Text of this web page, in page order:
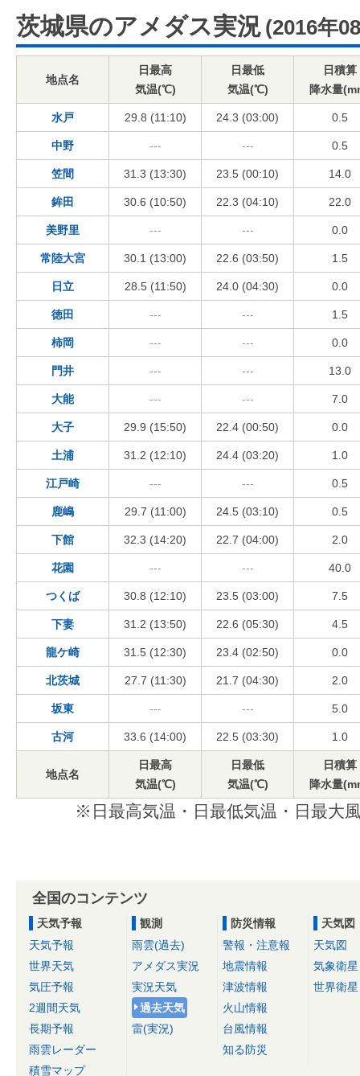
茨城県のアメダス実況 (2016年
地点名
日最高
気温(℃)
日最低
気温(℃)
日積算
降水量
水戸 29.8 (11:10) 24.3 (03:00) 0.5
中野 --- --- 0.5
笠間 31.3 (13:30) 23.5 (00:10) 14.0
鉾田 30.6 (10:50) 22.3 (04:10) 22.0
美野里 --- --- 0.0
常陸大宮 30.1 (13:00) 22.6 (03:50) 1.5
日立 28.5 (11:50) 24.0 (04:30) 0.0
徳田 --- --- 1.5
柿岡 --- --- 0.0
門井 --- --- 13.0
大能 --- --- 7.0
大子 29.9 (15:50) 22.4 (00:50) 0.0
土浦 31.2 (12:10) 24.4 (03:20) 1.0
江戸崎 --- --- 0.5
鹿嶋 29.7 (11:00) 24.5 (03:10) 0.5
下館 32.3 (14:20) 22.7 (04:00) 2.0
花園 --- --- 40.0
つくば 30.8 (12:10) 23.5 (03:00) 7.5
下妻 31.2 (13:50) 22.6 (05:30) 4.5
龍ケ崎 31.5 (12:30) 23.4 (02:50) 0.0
北茨城 27.7 (11:30) 21.7 (04:30) 2.0
坂東 --- --- 5.0
古河 33.6 (14:00) 22.5 (03:30) 1.0
地点名
日最高
気温(℃)
日最低
気温(℃)
日積算
降水量
※日最高気温・日最低気温・日最大
全国のコンテンツ
天気予報
天気予報
世界天気
気圧予報
2週間天気
長期予報
雨雲レーダー
積雪マップ
観測
雨雲(過去)
アメダス実況
実況天気
過去天気
雷(実況)
防災情報
警報・注意報
地震情報
津波情報
火山情報
台風情報
知る防災
天気図
天気図
気象衛星
世界衛星